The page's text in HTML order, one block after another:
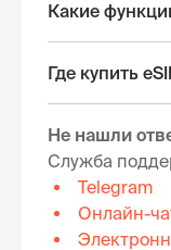
Какие
Где купить
Не нашли
Служба
Telegram
Онлайн-